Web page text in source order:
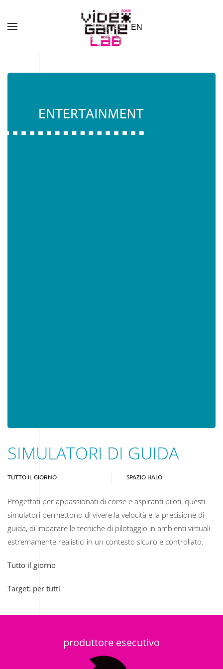
Skip to main content EN
SIMULATORI DI GUIDA
TUTTO IL GIORNO SPAZIO HALO
Progettati per appassionati di corse e aspiranti piloti, questi
simulatori permettono di vivere la velocità e la precisione di
guida, di imparare le tecniche di pilotaggio in ambienti virtuali
estremamente realistici in un contesto sicuro e controllato.
Tutto il giorno
Target: per tutti
produttore esecutivo